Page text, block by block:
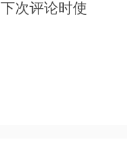
次评论时使